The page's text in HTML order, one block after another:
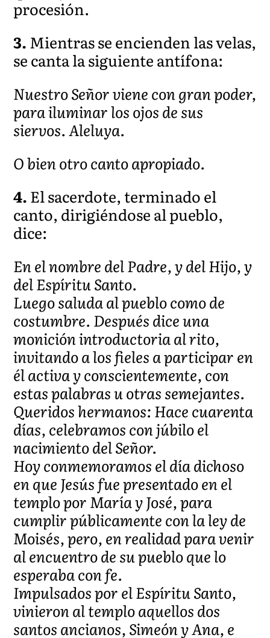
procesión.
3.Mientras se encienden las velas,
se canta la siguiente antífona:
Nuestro Señor viene con gran poder,
para iluminar los ojos de sus
siervos. Aleluya.
O bien otro canto apropiado.
4.El sacerdote, terminado el
canto, dirigiéndose al pueblo,
dice:
En el nombre del Padre, y del Hijo, y
del Espíritu Santo.
Luego saluda al pueblo como de
costumbre. Después dice una
monición introductoria al rito,
invitando a los fieles a participar en
él activa y conscientemente, con
estas palabras u otras semejantes.
Queridos hermanos: Hace cuarenta
días, celebramos con júbilo el
nacimiento del Señor.
Hoy conmemoramos el día dichoso
en que Jesús fue presentado en el
templo por María y José, para
cumplir públicamente con la ley de
Moisés, pero, en realidad para venir
al encuentro de su pueblo que lo
esperaba con fe.
Impulsados por el Espíritu Santo,
vinieron al templo aquellos dos
santos ancianos, Simeón y Ana, e